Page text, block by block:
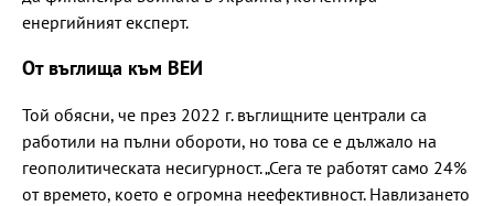
енергийният експерт.
От въглища към ВЕИ
Той обясни, че през 2022 г. въглищните централи са
работили на пълни обороти, но това се е дължало на
геополитическата несигурност. „Сега те работят само 24%
от времето, което е огромна неефективност. Навлизането